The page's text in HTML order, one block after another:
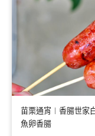
苗栗通宵︱香腸世家
魚卵香腸